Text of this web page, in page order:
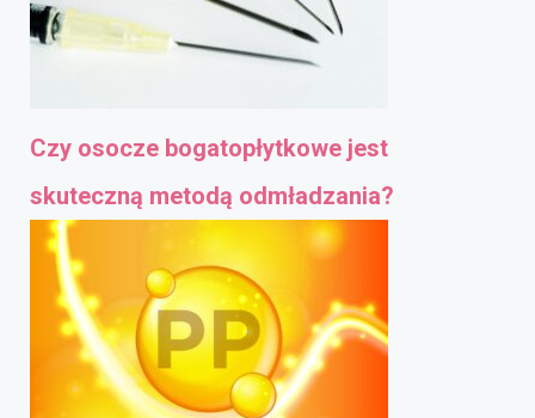
Czy osocze bogatopłytkowe jest
skuteczną metodą odmładzania?